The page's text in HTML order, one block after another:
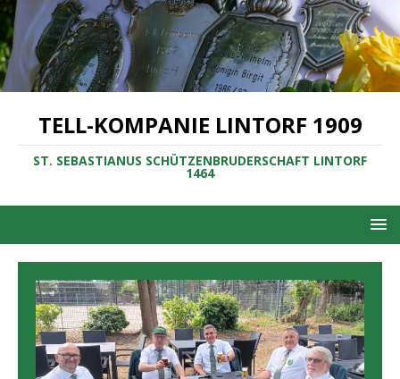
TELL-KOMPANIE LINTORF 1909
ST. SEBASTIANUS SCHÜTZENBRUDERSCHAFT LINTORF
1464